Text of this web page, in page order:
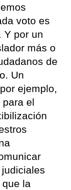
voto es
Y por un
más o
de
Un
ejemplo,
el
que la